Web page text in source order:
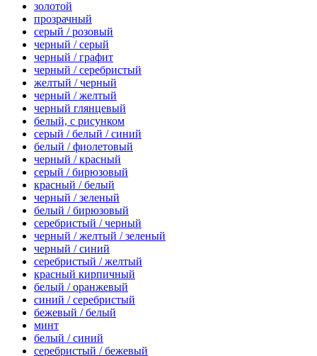
золотой
прозрачный
серый / розовый
черный / серый
черный / графит
черный / серебристый
желтый / черный
черный / желтый
черный глянцевый
белый, с рисунком
серый / белый / синий
белый / фиолетовый
черный / красный
серый / бирюзовый
красный / белый
черный / зеленый
белый / бирюзовый
серебристый / черный
черный / желтый / зеленый
черный / синий
серебристый / желтый
красный кирпичный
белый / оранжевый
синий / серебристый
бежевый / белый
минт
белый / синий
серебристый / бежевый